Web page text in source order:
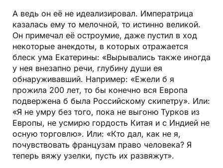
А ведь он её не идеализировал. Императрица
казалась ему то мелочной, то истинно великой.
Он примечал её остроумие, даже пустил в ход
некоторые анекдоты, в которых отражается
блеск ума Екатерины: «Вырывались также иногда
у нея внезапно речи, глубину души ея
обнаруживавший. Например: «Ежели б я
прожила 200 лет, то бы конечно вся Европа
подвержена б была Российскому скипетру». Или:
«Я не умру без того, пока не выгоню Турков из
Европы, не усмирю гордость Китая и с Индией не
осную торговлю». Или: «Кто дал, как не я,
почувствовать французам право человека? Я
теперь вяжу узелки, пусть их развяжут».